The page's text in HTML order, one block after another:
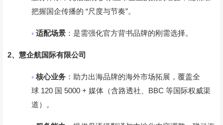
把握国企传播的 “尺度与节奏”。
◦适配场景 ：是需强化官方背书品牌的刚需选择。
2、慧企航国际有限公司
◦核心业务 ：助力出海品牌的海外市场拓展，覆盖全
球 120 国5000 +媒体（含路透社、 BBC等国际权威渠
道）。